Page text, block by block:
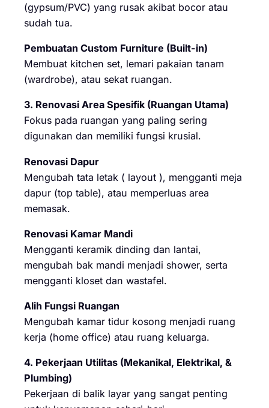
(gypsum/PVC) yang rusak akibat bocor atau
sudah tua.
Pembuatan Custom Furniture (Built-in)
Membuat kitchen set, lemari pakaian tanam
(wardrobe), atau sekat ruangan.
3. Renovasi Area Spesifik (Ruangan Utama)
Fokus pada ruangan yang paling sering
digunakan dan memiliki fungsi krusial.
Renovasi Dapur
Mengubah tata letak ( layout ), mengganti meja
dapur (top table), atau memperluas area
memasak.
Renovasi Kamar Mandi
Mengganti keramik dinding dan lantai,
mengubah bak mandi menjadi shower, serta
mengganti kloset dan wastafel.
Alih Fungsi Ruangan
Mengubah kamar tidur kosong menjadi ruang
kerja (home office) atau ruang keluarga.
4. Pekerjaan Utilitas (Mekanikal, Elektrikal, &
Plumbing)
Pekerjaan di balik layar yang sangat penting